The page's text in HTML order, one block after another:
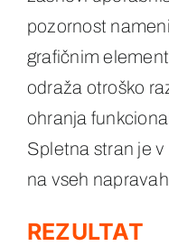
pozornost
grafičnim
odraža otroško
ohranja
Spletna stran je
na vseh
REZULTAT